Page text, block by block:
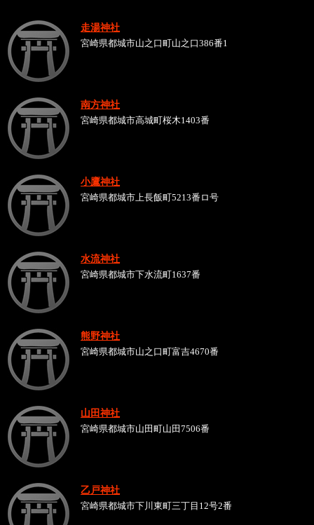
走湯神社
宮崎県都城市山之口町山之口386番1
南方神社
宮崎県都城市高城町桜木1403番
小鷹神社
宮崎県都城市上長飯町5213番ロ号
水流神社
宮崎県都城市下水流町1637番
熊野神社
宮崎県都城市山之口町富吉4670番
山田神社
宮崎県都城市山田町山田7506番
乙戸神社
宮崎県都城市下川東町三丁目12号2番